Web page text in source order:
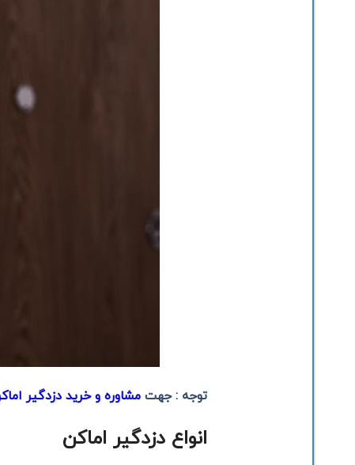
توجه : جهت مشاوره و خرید دزدگیر
انواع دزدگیر اماکن